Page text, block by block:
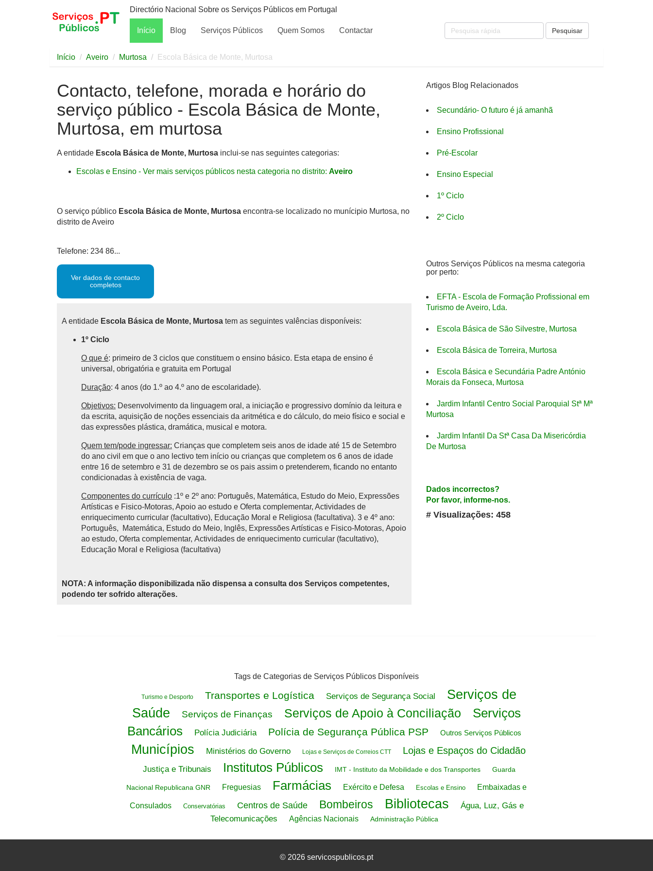
Directório Nacional Sobre os Serviços Públicos em Portugal
Início Blog Serviços Públicos Quem Somos Contactar Pesquisar
Início Aveiro Murtosa Escola Básica de Monte, Murtosa
Contacto, telefone, morada e horário do
serviço público - Escola Básica de Monte,
Murtosa, em murtosa
A entidade Escola Básica de Monte, Murtosa inclui-se nas seguintes categorias:
Escolas e Ensino - Ver mais serviços públicos nesta categoria no distrito: Aveiro
O serviço público Escola Básica de Monte, Murtosa encontra-se localizado no munícipio Murtosa, no
distrito de Aveiro
Telefone: 234 86...
Ver dados de contacto
completos
A entidade Escola Básica de Monte, Murtosa tem as seguintes valências disponíveis:
1º Ciclo
O que é: primeiro de 3 ciclos que constituem o ensino básico. Esta etapa de ensino é
universal, obrigatória e gratuita em Portugal
Duração: 4 anos (do 1.º ao 4.º ano de escolaridade).
Objetivos: Desenvolvimento da linguagem oral, a iniciação e progressivo domínio da leitura e
da escrita, aquisição de noções essenciais da aritmética e do cálculo, do meio físico e social e
das expressões plástica, dramática, musical e motora.
Quem tem/pode ingressar: Crianças que completem seis anos de idade até 15 de Setembro
do ano civil em que o ano lectivo tem início ou crianças que completem os 6 anos de idade
entre 16 de setembro e 31 de dezembro se os pais assim o pretenderem, ficando no entanto
condicionadas à existência de vaga.
Componentes do currículo :1º e 2º ano: Português, Matemática, Estudo do Meio, Expressões
Artísticas e Fisico-Motoras, Apoio ao estudo e Oferta complementar, Actividades de
enriquecimento curricular (facultativo), Educação Moral e Religiosa (facultativa). 3 e 4º ano:
Português, Matemática, Estudo do Meio, Inglês, Expressões Artísticas e Fisico-Motoras, Apoio
ao estudo, Oferta complementar, Actividades de enriquecimento curricular (facultativo),
Educação Moral e Religiosa (facultativa)
NOTA: A informação disponibilizada não dispensa a consulta dos Serviços competentes,
podendo ter sofrido alterações.
Artigos Blog Relacionados
Secundário- O futuro é já amanhã
Ensino Profissional
Pré-Escolar
Ensino Especial
1º Ciclo
2º Ciclo
Outros Serviços Públicos na mesma categoria
por perto:
EFTA - Escola de Formação Profissional em
Turismo de Aveiro, Lda.
Escola Básica de São Silvestre, Murtosa
Escola Básica de Torreira, Murtosa
Escola Básica e Secundária Padre António
Morais da Fonseca, Murtosa
Jardim Infantil Centro Social Paroquial Stª Mª
Murtosa
Jardim Infantil Da Stª Casa Da Misericórdia
De Murtosa
Dados incorrectos?
Por favor, informe-nos.
# Visualizações: 458
Tags de Categorias de Serviços Públicos Disponíveis
Turismo e Desporto Transportes e Logística Serviços de Segurança Social
Serviços de
Saúde
Serviços de Finanças Serviços de Apoio à Conciliação
Serviços
Bancários
Polícia Judiciária Polícia de Segurança Pública PSP Outros Serviços Públicos
Municípios Ministérios do Governo Lojas e Serviços de Correios CTT Lojas e Espaços do Cidadão
Justiça e Tribunais Institutos Públicos IMT - Instituto da Mobilidade e dos Transportes Guarda
Nacional Republicana GNR Freguesias Farmácias Exército e Defesa Escolas e Ensino Embaixadas e
Consulados Conservatórias Centros de Saúde Bombeiros Bibliotecas
Água, Luz, Gás e
Telecomunicações
Agências Nacionais Administração Pública
© 2026 servicospublicos.pt